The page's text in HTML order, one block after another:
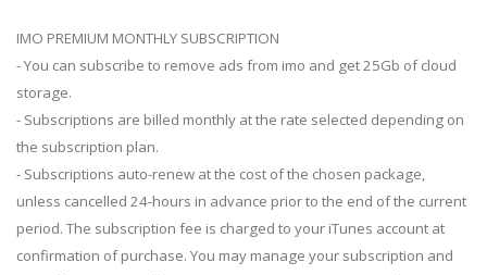
IMO PREMIUM MONTHLY SUBSCRIPTION
- You can subscribe to remove ads from imo and get 25Gb of cloud
storage.
- Subscriptions are billed monthly at the rate selected depending on
the subscription plan.
- Subscriptions auto-renew at the cost of the chosen package,
unless cancelled 24-hours in advance prior to the end of the current
period. The subscription fee is charged to your iTunes account at
confirmation of purchase. You may manage your subscription and